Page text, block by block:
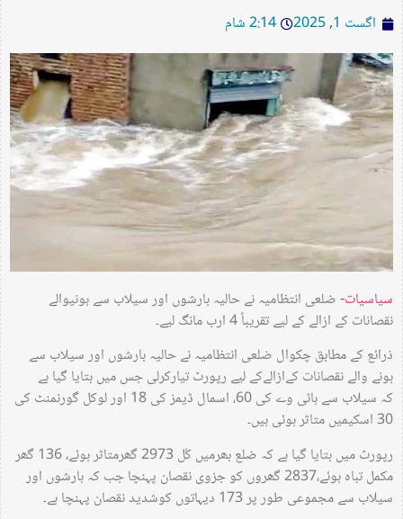
اگست 1, 2025 2:14 شام
سیاسیات-ضلعی انتظامیہ نے حالیہ بارشوں اور سیلاب سے ہونیوالے
نقصانات کے ازالے کے لیے تقریباً 4 ارب مانگ لیے۔
ذرائع کے مطابق چکوال ضلعی انتظامیہ نے حالیہ بارشوں اور سیلاب سے
ہونے والے نقصانات کےازالےکے لیے رپورٹ تیارکرلی جس میں بتایا گیا ہے
کہ سیلاب سے ہائی وے کی 60، اسمال ڈیمز کی 18 اور لوکل گورنمنٹ کی
30 اسکیمیں متاثر ہوئی ہیں۔
رپورٹ میں بتایا گیا ہے کہ ضلع بھرمیں کُل 2973 گھرمتاثر ہوئے، 136 گھر
مکمل تباہ ہوئے،2837 گھروں کو جزوی نقصان پہنچا جب کہ بارشوں اور
سیلاب سے مجموعی طور پر 173 دیہاتوں کوشدید نقصان پہنچا ہے۔